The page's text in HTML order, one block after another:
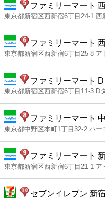
ファミリーマート
東京都新宿区西新宿6丁目24-1 西
ファミリーマート
東京都新宿区西新宿6丁目25-8
ファミリーマート
東京都新宿区西新宿6丁目11-3 D
ファミリーマート
東京都中野区本町1丁目32-2 ハー
ファミリーマート
東京都新宿区西新宿6丁目21-1
セブンイレブン 新